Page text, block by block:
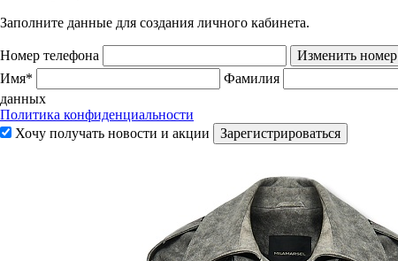
Заполните данные для создания личного кабинета.
Номер телефона
Изменить номер
Имя*
Фамилия
данных
Политика конфиденциальности
Хочу получать новости и акции
Зарегистрироваться